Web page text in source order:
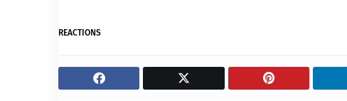
REACTIONS